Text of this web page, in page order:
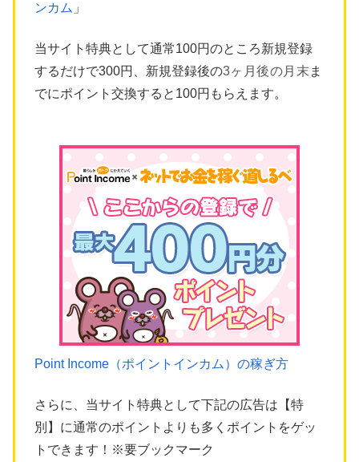
ンカム 」
当サイト特典として通常100円のところ新規登録
するだけで300円、新規登録後の3ヶ月後の月末 ま
でにポイント交換すると100円もらえます。
Point Income（ポイントインカム）の稼ぎ方
さらに、当サイト特典として下記の広告は【特
別】に通常のポイントよりも多くポイントをゲッ
トできます！※要ブックマーク